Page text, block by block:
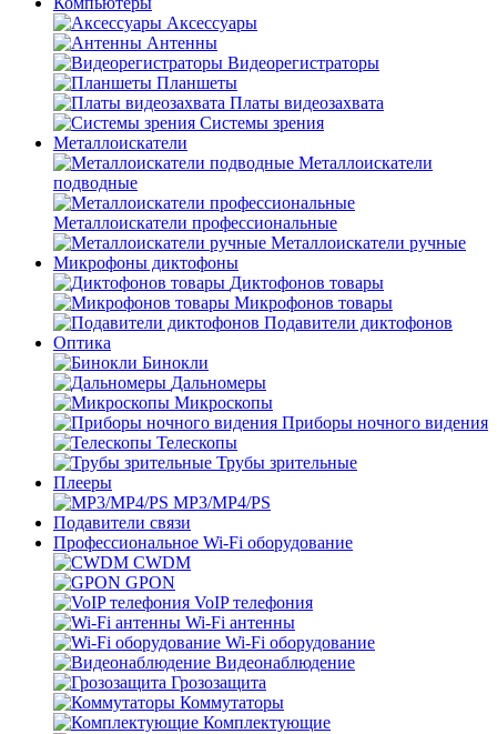
Аксессуары
Антенны
Видеорегистраторы
Планшеты
Платы видеозахвата
Системы зрения
Металлоискатели
Металлоискатели
подводные
Металлоискатели профессиональные
Металлоискатели ручные
Микрофоны диктофоны
Диктофонов товары
Микрофонов товары
Подавители диктофонов
Оптика
Бинокли
Дальномеры
Микроскопы
Приборы ночного видения
Телескопы
Трубы зрительные
Плееры
MP3/MP4/PS
Подавители связи
Профессиональное Wi-Fi оборудование
CWDM
GPON
VoIP телефония
Wi-Fi антенны
Wi-Fi оборудование
Видеонаблюдение
Грозозащита
Коммутаторы
Комплектующие